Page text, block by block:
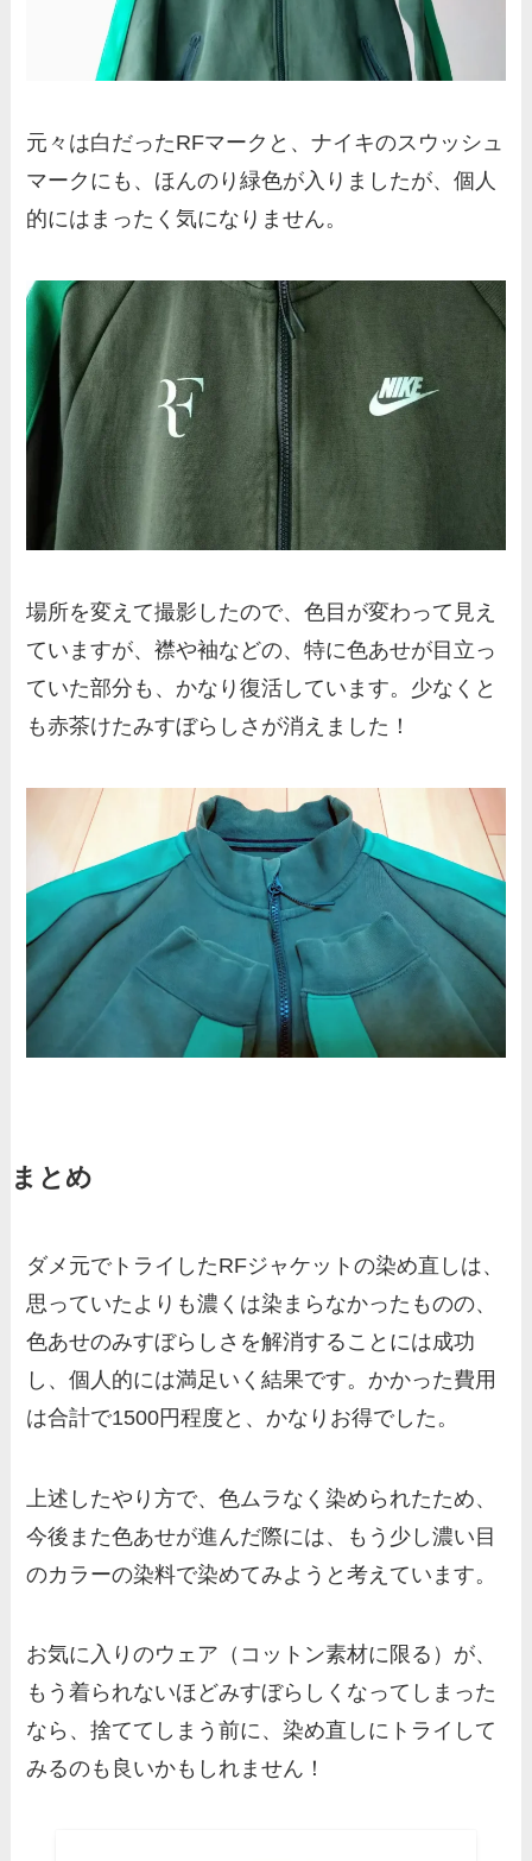
元々は白だったRFマークと、ナイキのスウッシュ
マークにも、ほんのり緑色が入りましたが、個人
的にはまったく気になりません。
場所を変えて撮影したので、色目が変わって見え
ていますが、襟や袖などの、特に色あせが目立っ
ていた部分も、かなり復活しています。少なくと
も赤茶けたみすぼらしさが消えました！
まとめ
ダメ元でトライしたRFジャケットの染め直しは、
思っていたよりも濃くは染まらなかったものの、
色あせのみすぼらしさを解消することには成功
し、個人的には満足いく結果です。かかった費用
は合計で1500円程度と、かなりお得でした。
上述したやり方で、色ムラなく染められたため、
今後また色あせが進んだ際には、もう少し濃い目
のカラーの染料で染めてみようと考えています。
お気に入りのウェア（コットン素材に限る）が、
もう着られないほどみすぼらしくなってしまった
なら、捨ててしまう前に、染め直しにトライして
みるのも良いかもしれません！